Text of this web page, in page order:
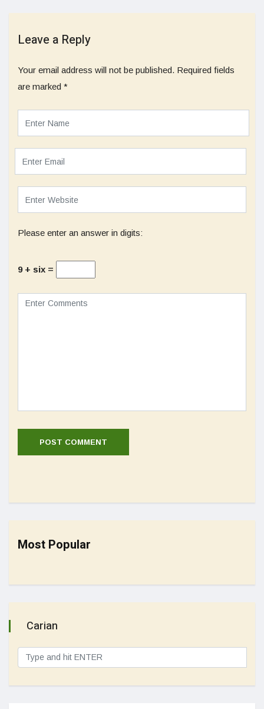
Leave a Reply
Your email address will not be published. Required fields
are marked *
Please enter an answer in digits:
9 + six =
Most Popular
Carian